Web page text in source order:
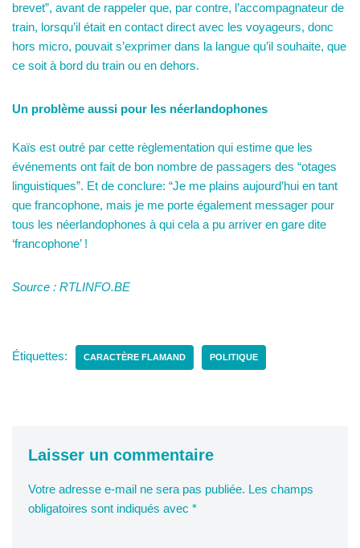
brevet”, avant de rappeler que, par contre, l’accompagnateur de
train, lorsqu’il était en contact direct avec les voyageurs, donc
hors micro, pouvait s’exprimer dans la langue qu’il souhaite, que
ce soit à bord du train ou en dehors.
Un problème aussi pour les néerlandophones
Kaïs est outré par cette règlementation qui estime que les
événements ont fait de bon nombre de passagers des “otages
linguistiques”. Et de conclure: “Je me plains aujourd’hui en tant
que francophone, mais je me porte également messager pour
tous les néerlandophones à qui cela a pu arriver en gare dite
‘francophone’ !
Source : RTLINFO.BE
Étiquettes: CARACTÈRE FLAMAND POLITIQUE
Laisser un commentaire
Votre adresse e-mail ne sera pas publiée. Les champs
obligatoires sont indiqués avec *